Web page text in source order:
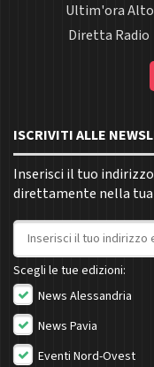
Ultim'ora
Diretta Radio
ISCRIVITI ALLE
Inserisci il tuo
direttamente nella
Indirizzo email
Scegli le tue edizioni:
News Alessandria
News Pavia
Eventi Nord-Ovest